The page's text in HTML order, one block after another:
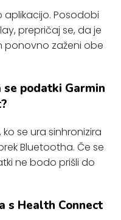
aplikacijo. Posodobi
prepričaj se, da je
ponovno zaženi obe
podatki Garmin
se ura sinhronizira
Bluetootha. Če se
ne bodo prišli do
s Health Connect